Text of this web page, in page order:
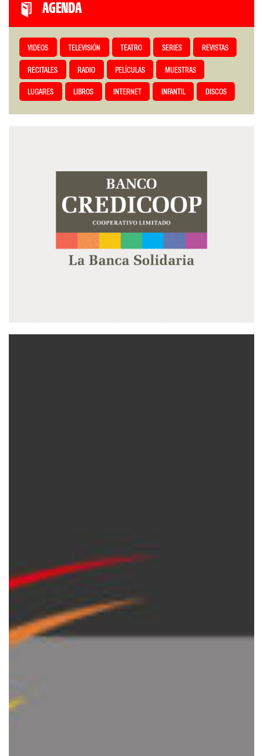
AGENDA
VIDEOS TELEVISIÓN TEATRO SERIES REVISTAS
RECITALES RADIO PELÍCULAS MUESTRAS
LUGARES LIBROS INTERNET INFANTIL DISCOS